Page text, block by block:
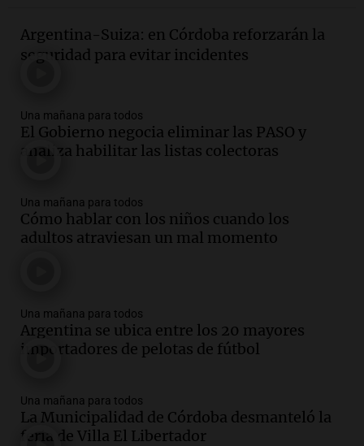
Argentina-Suiza: en Córdoba reforzarán la
seguridad para evitar incidentes
Una mañana para todos
El Gobierno negocia eliminar las PASO y
analiza habilitar las listas colectoras
Una mañana para todos
Cómo hablar con los niños cuando los
adultos atraviesan un mal momento
Una mañana para todos
Argentina se ubica entre los 20 mayores
importadores de pelotas de fútbol
Una mañana para todos
La Municipalidad de Córdoba desmanteló la
feria de Villa El Libertador